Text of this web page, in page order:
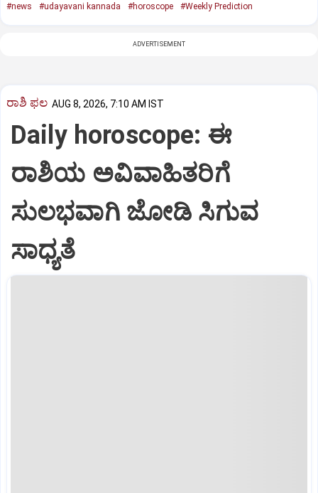
#news #udayavani kannada #horoscope #Weekly Prediction
ADVERTISEMENT
ರಾಶಿ ಫಲ AUG 8, 2026, 7:10 AM IST
Daily horoscope: ಈ
ರಾಶಿಯ ಅವಿವಾಹಿತರಿಗೆ
ಸುಲಭವಾಗಿ ಜೋಡಿ ಸಿಗುವ
ಸಾಧ್ಯತೆ